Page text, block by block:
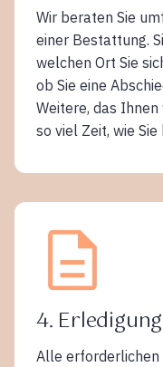
Wir beraten Sie
einer Bestattung.
welchen Ort Sie
ob Sie eine
Weitere, das
so viel Zeit, wie Sie
4.
Alle